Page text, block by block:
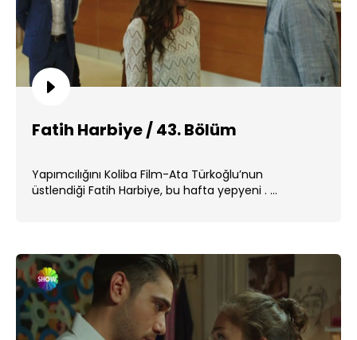
Fatih Harbiye / 43. Bölüm
Yapımcılığını Koliba Film-Ata Türkoğlu’nun
üstlendiği Fatih Harbiye, bu hafta yepyeni . ...